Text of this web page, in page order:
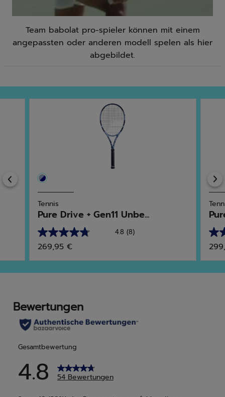
Team babolat pro-spieler können mit einem
angepassten oder anderen modell spelen als hier
abgebildet.
Previous
Tennis
Pure Drive + Gen11 Unbe...
4.8 (8)
4.8
von
5
Sternen.
Bewertungen
269,95 €
4.8
von
5